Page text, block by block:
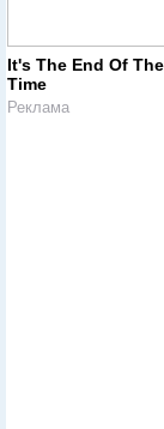
It's The End Of
Time
Реклама